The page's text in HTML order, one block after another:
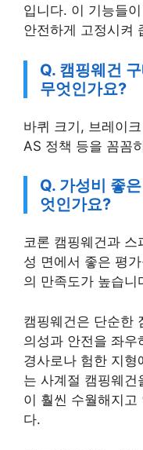
입니다. 이 기능들
안전하게 고정시켜
Q. 캠핑웨건
무엇인가요?
바퀴 크기, 브레이
AS 정책 등을 꼼꼼
Q. 가성비 좋
엇인가요?
코론 캠핑웨건과 스
성 면에서 좋은 평
의 만족도가 높습니
캠핑웨건은 단순한
의성과 안전을 좌우
경사로나 험한 지형
는 사계절 캠핑웨
이 훨씬 수월해지고
다.